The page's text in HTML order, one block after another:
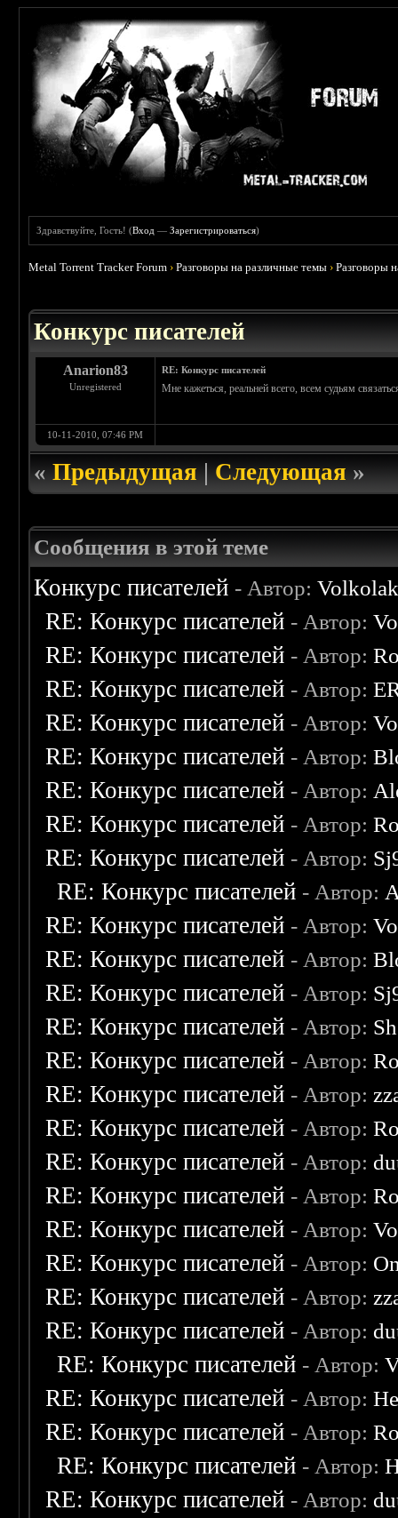
Здравствуйте, Гость! (Вход —Зарегистрироваться)
Metal Torrent Tracker Forum ›Разговоры на различные темы ›Разговоры
Конкурс писателей
Anarion83
Unregistered
RE: Конкурс писателей
Мне кажеться, реальней всего, всем судьям
10-11-2010, 07:46 PM
«Предыдущая|Следующая»
Сообщения в этой теме
Конкурс писателей - Автор:
RE: Конкурс писателей - Автор:
RE: Конкурс писателей - Автор:
RE: Конкурс писателей - Автор:
RE: Конкурс писателей - Автор:
RE: Конкурс писателей - Автор:
RE: Конкурс писателей - Автор:
RE: Конкурс писателей - Автор:
RE: Конкурс писателей - Автор:
RE: Конкурс писателей - Автор:
RE: Конкурс писателей - Автор:
RE: Конкурс писателей - Автор:
RE: Конкурс писателей - Автор:
RE: Конкурс писателей - Автор:
RE: Конкурс писателей - Автор:
RE: Конкурс писателей - Автор:
RE: Конкурс писателей - Автор:
RE: Конкурс писателей - Автор:
RE: Конкурс писателей - Автор:
RE: Конкурс писателей - Автор:
RE: Конкурс писателей - Автор:
RE: Конкурс писателей - Автор:
RE: Конкурс писателей - Автор:
RE: Конкурс писателей - Автор:
RE: Конкурс писателей - Автор:
RE: Конкурс писателей - Автор:
RE: Конкурс писателей - Автор:
RE: Конкурс писателей - Автор: